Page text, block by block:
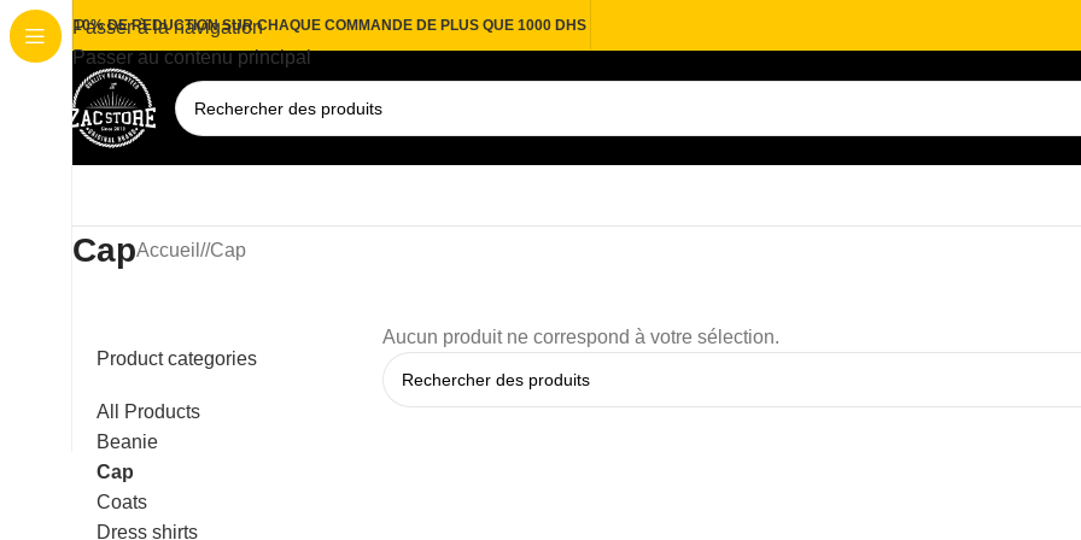
Passer à la navigation
Passer au contenu principal
10% DE REDUCTION SUR CHAQUE COMMANDE DE PLUS QUE 1000 DHS
CapAccueil / Cap
Product categories
All Products
Beanie
Cap
Coats
Dress shirts
Aucun produit ne correspond à votre sélection.